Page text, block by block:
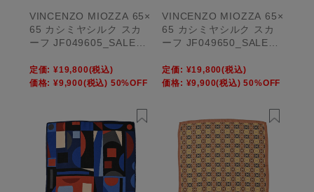
VINCENZO MIOZZA 65×
65 カシミヤシルク スカ
ーフ JF049605_SALE
定価: ¥19,800(税込)
価格: ¥9,900(税込) 50%OFF
VINCENZO MIOZZA 65×
65 カシミヤシルク スカ
ーフ JF049650_SALE
定価: ¥19,800(税込)
価格: ¥9,900(税込) 50%OFF